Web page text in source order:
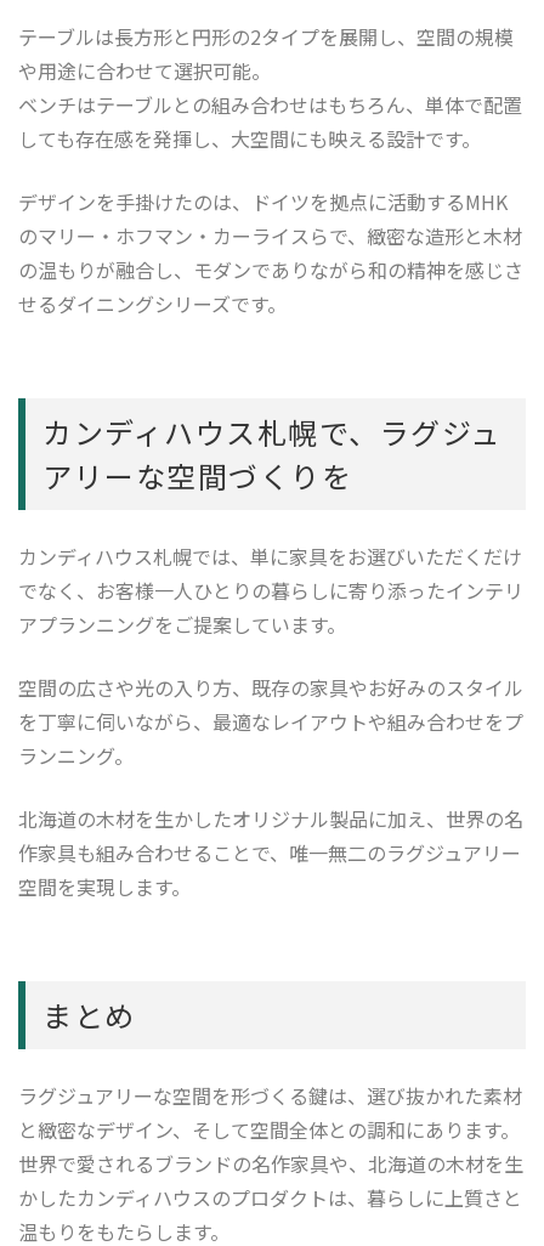
テーブルは長方形と円形の2タイプを展開し、空間の規模
や用途に合わせて選択可能。
ベンチはテーブルとの組み合わせはもちろん、単体で配置
しても存在感を発揮し、大空間にも映える設計です。
デザインを手掛けたのは、ドイツを拠点に活動するMHK
のマリー・ホフマン・カーライスらで、緻密な造形と木材
の温もりが融合し、モダンでありながら和の精神を感じさ
せるダイニングシリーズです。
カンディハウス札幌で、ラグジュ
アリーな空間づくりを
カンディハウス札幌では、単に家具をお選びいただくだけ
でなく、お客様一人ひとりの暮らしに寄り添ったインテリ
アプランニングをご提案しています。
空間の広さや光の入り方、既存の家具やお好みのスタイル
を丁寧に伺いながら、最適なレイアウトや組み合わせをプ
ランニング。
北海道の木材を生かしたオリジナル製品に加え、世界の名
作家具も組み合わせることで、唯一無二のラグジュアリー
空間を実現します。
まとめ
ラグジュアリーな空間を形づくる鍵は、選び抜かれた素材
と緻密なデザイン、そして空間全体との調和にあります。
世界で愛されるブランドの名作家具や、北海道の木材を生
かしたカンディハウスのプロダクトは、暮らしに上質さと
温もりをもたらします。